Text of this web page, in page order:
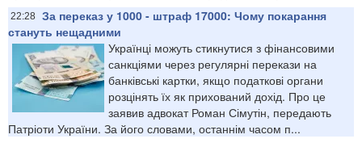
22:28 За переказ у 1000 - штраф 17000: Чому покарання
стануть нещадними
Українці можуть стикнутися з фінансовими
санкціями через регулярні перекази на
банківські картки, якщо податкові органи
розцінять їх як прихований дохід. Про це
заявив адвокат Роман Сімутін, передають
Патріоти України. За його словами, останнім часом п...